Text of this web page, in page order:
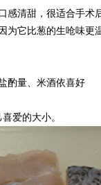
感清甜，很适合手
为它比葱的生呛味
酌量、米酒依喜好
爱的大小。